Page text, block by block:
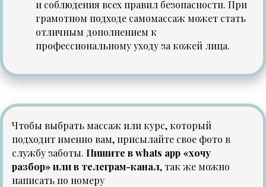
и соблюдения всех правил безопасности. При
грамотном подходе самомассаж может стать
отличным дополнением к
профессиональному уходу за кожей лица.
Чтобы выбрать массаж или курс, который
подходит именно вам, присылайте свое фото в
службу заботы. Пишите вwhats app «хочу
разбор»или в телеграм-канал, так же можно
написать по номеру